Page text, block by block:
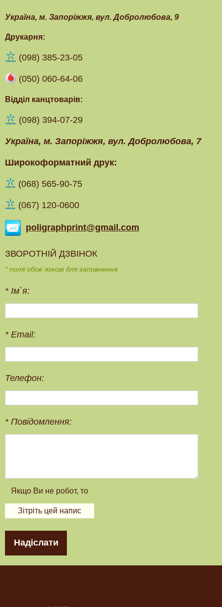
Українa, м. Запоріжжя, вул. Добролюбова, 9
Друкарня:
(098) 385-23-05
(050) 060-64-06
Відділ канцтоварів:
(098) 394-07-29
Українa, м. Запоріжжя, вул. Добролюбова, 7
Широкоформатний друк:
(‎068) 565-90-75
(067) 120-0600
poligraphprint@gmail.com
ЗВОРОТНІЙ ДЗВІНОК
* поля обов`язкові для заповнення
*Ім`я:
*Email:
Телефон:
*Повідомлення:
Надіслати